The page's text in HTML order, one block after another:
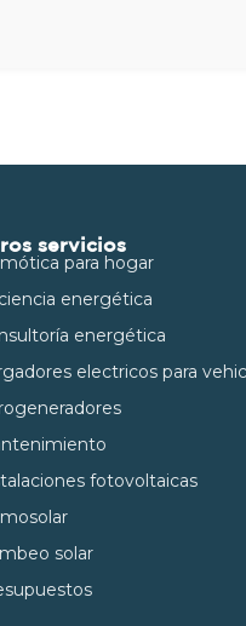
servicios
para hogar
energética
energética
electricos para
fotovoltaicas
solar